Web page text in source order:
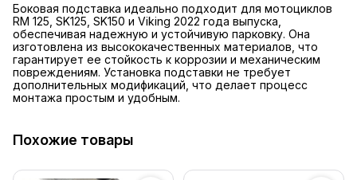
Боковая подставка идеально подходит для мотоциклов
RM 125, SK125, SK150 и Viking 2022 года выпуска,
обеспечивая надежную и устойчивую парковку. Она
изготовлена из высококачественных материалов, что
гарантирует ее стойкость к коррозии и механическим
повреждениям. Установка подставки не требует
дополнительных модификаций, что делает процесс
монтажа простым и удобным.
Похожие товары